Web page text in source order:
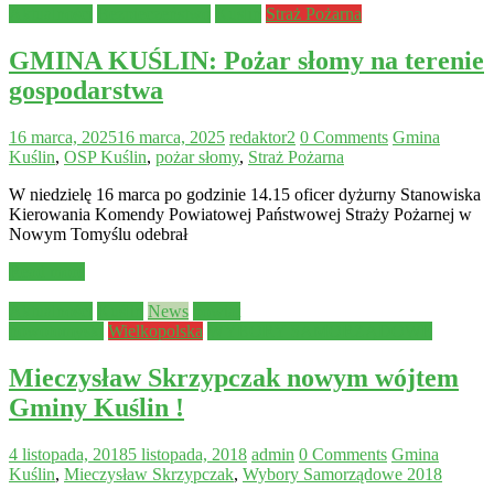
Straż Pożarna
GMINA KUŚLIN: Pożar słomy na terenie
gospodarstwa
16 marca, 202516 marca, 2025 redaktor2 0 Comments Gmina
Kuślin, OSP Kuślin, pożar słomy, Straż Pożarna
W niedzielę 16 marca po godzinie 14.15 oficer dyżurny Stanowiska
Kierowania Komendy Powiatowej Państwowej Straży Pożarnej w
Nowym Tomyślu odebrał
News
Wielkopolska
Mieczysław Skrzypczak nowym wójtem
Gminy Kuślin !
4 listopada, 20185 listopada, 2018 admin 0 Comments Gmina
Kuślin, Mieczysław Skrzypczak, Wybory Samorządowe 2018